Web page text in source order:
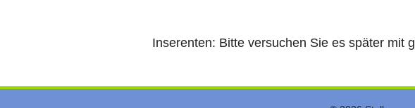
Inserenten: Bitte versuchen Sie es später mit